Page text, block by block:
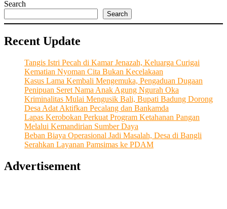
Search
Search
Recent Update
Tangis Istri Pecah di Kamar Jenazah, Keluarga Curigai
Kematian Nyoman Cita Bukan Kecelakaan
Kasus Lama Kembali Mengemuka, Pengaduan Dugaan
Penipuan Seret Nama Anak Agung Ngurah Oka
Kriminalitas Mulai Mengusik Bali, Bupati Badung Dorong
Desa Adat Aktifkan Pecalang dan Bankamda
Lapas Kerobokan Perkuat Program Ketahanan Pangan
Melalui Kemandirian Sumber Daya
Beban Biaya Operasional Jadi Masalah, Desa di Bangli
Serahkan Layanan Pamsimas ke PDAM
Advertisement